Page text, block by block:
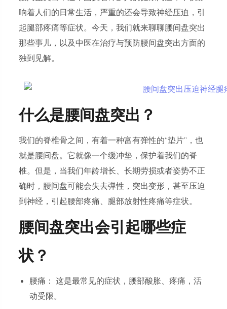
响着人们的日常生活，严重的还会导致神经压迫，引
起腿部疼痛等症状。今天，我们就来聊聊腰间盘突出
那些事儿，以及中医在治疗与预防腰间盘突出方面的
独到见解。
什么是腰间盘突出？
我们的脊椎骨之间，有着一种富有弹性的“垫片”，也
就是腰间盘。它就像一个缓冲垫，保护着我们的脊
椎。但是，当我们年龄增长、长期劳损或者姿势不正
确时，腰间盘可能会失去弹性，突出变形，甚至压迫
到神经，引起腰部疼痛、腿部放射性疼痛等症状。
腰间盘突出会引起哪些症
状？
腰痛： 这是最常见的症状，腰部酸胀、疼痛，活
动受限。